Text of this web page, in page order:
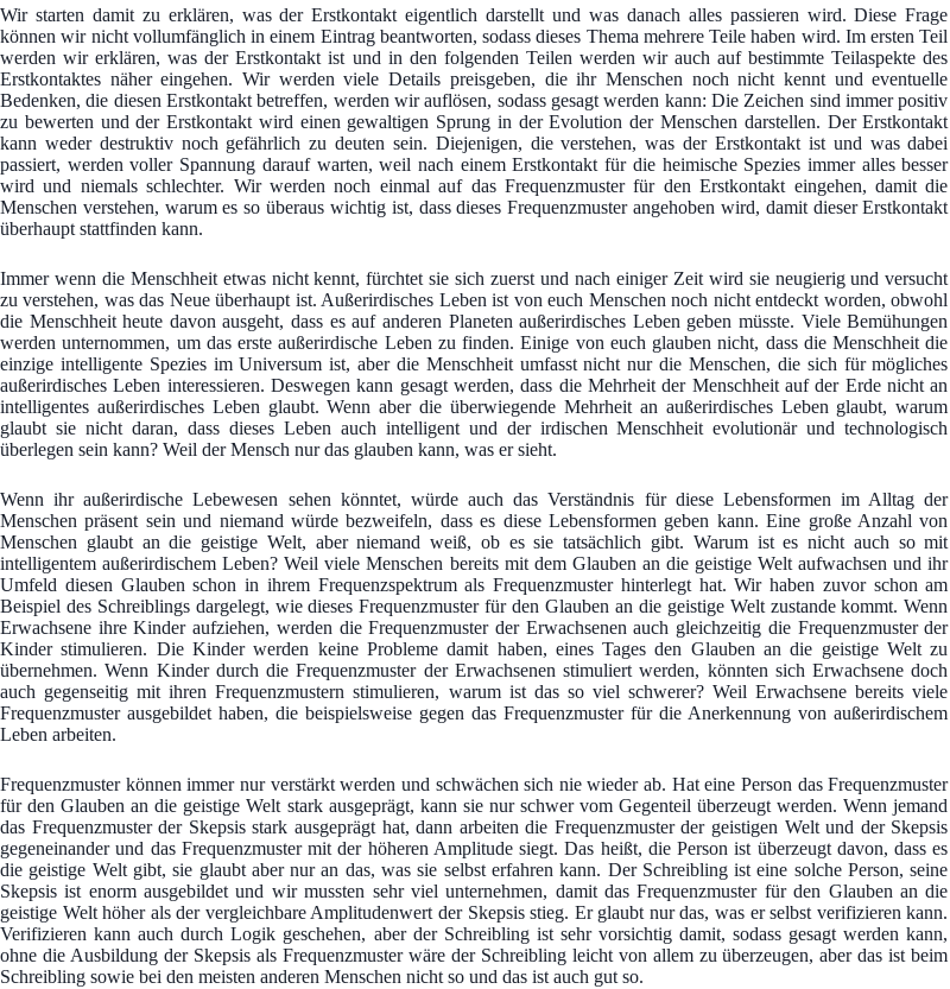
Wir starten damit zu erklären, was der Erstkontakt eigentlich darstellt und was danach alles passieren wird. Diese Frage
können wir nicht vollumfänglich in einem Eintrag beantworten, sodass dieses Thema mehrere Teile haben wird. Im ersten Teil
werden wir erklären, was der Erstkontakt ist und in den folgenden Teilen werden wir auch auf bestimmte Teilaspekte des
Erstkontaktes näher eingehen. Wir werden viele Details preisgeben, die ihr Menschen noch nicht kennt und eventuelle
Bedenken, die diesen Erstkontakt betreffen, werden wir auflösen, sodass gesagt werden kann: Die Zeichen sind immer positiv
zu bewerten und der Erstkontakt wird einen gewaltigen Sprung in der Evolution der Menschen darstellen. Der Erstkontakt
kann weder destruktiv noch gefährlich zu deuten sein. Diejenigen, die verstehen, was der Erstkontakt ist und was dabei
passiert, werden voller Spannung darauf warten, weil nach einem Erstkontakt für die heimische Spezies immer alles besser
wird und niemals schlechter. Wir werden noch einmal auf das Frequenzmuster für den Erstkontakt eingehen, damit die
Menschen verstehen, warum es so überaus wichtig ist, dass dieses Frequenzmuster angehoben wird, damit dieser Erstkontakt
überhaupt stattfinden kann.
Immer wenn die Menschheit etwas nicht kennt, fürchtet sie sich zuerst und nach einiger Zeit wird sie neugierig und versucht
zu verstehen, was das Neue überhaupt ist. Außerirdisches Leben ist von euch Menschen noch nicht entdeckt worden, obwohl
die Menschheit heute davon ausgeht, dass es auf anderen Planeten außerirdisches Leben geben müsste. Viele Bemühungen
werden unternommen, um das erste außerirdische Leben zu finden. Einige von euch glauben nicht, dass die Menschheit die
einzige intelligente Spezies im Universum ist, aber die Menschheit umfasst nicht nur die Menschen, die sich für mögliches
außerirdisches Leben interessieren. Deswegen kann gesagt werden, dass die Mehrheit der Menschheit auf der Erde nicht an
intelligentes außerirdisches Leben glaubt. Wenn aber die überwiegende Mehrheit an außerirdisches Leben glaubt, warum
glaubt sie nicht daran, dass dieses Leben auch intelligent und der irdischen Menschheit evolutionär und technologisch
überlegen sein kann? Weil der Mensch nur das glauben kann, was er sieht.
Wenn ihr außerirdische Lebewesen sehen könntet, würde auch das Verständnis für diese Lebensformen im Alltag der
Menschen präsent sein und niemand würde bezweifeln, dass es diese Lebensformen geben kann. Eine große Anzahl von
Menschen glaubt an die geistige Welt, aber niemand weiß, ob es sie tatsächlich gibt. Warum ist es nicht auch so mit
intelligentem außerirdischem Leben? Weil viele Menschen bereits mit dem Glauben an die geistige Welt aufwachsen und ihr
Umfeld diesen Glauben schon in ihrem Frequenzspektrum als Frequenzmuster hinterlegt hat. Wir haben zuvor schon am
Beispiel des Schreiblings dargelegt, wie dieses Frequenzmuster für den Glauben an die geistige Welt zustande kommt. Wenn
Erwachsene ihre Kinder aufziehen, werden die Frequenzmuster der Erwachsenen auch gleichzeitig die Frequenzmuster der
Kinder stimulieren. Die Kinder werden keine Probleme damit haben, eines Tages den Glauben an die geistige Welt zu
übernehmen. Wenn Kinder durch die Frequenzmuster der Erwachsenen stimuliert werden, könnten sich Erwachsene doch
auch gegenseitig mit ihren Frequenzmustern stimulieren, warum ist das so viel schwerer? Weil Erwachsene bereits viele
Frequenzmuster ausgebildet haben, die beispielsweise gegen das Frequenzmuster für die Anerkennung von außerirdischem
Leben arbeiten.
Frequenzmuster können immer nur verstärkt werden und schwächen sich nie wieder ab. Hat eine Person das Frequenzmuster
für den Glauben an die geistige Welt stark ausgeprägt, kann sie nur schwer vom Gegenteil überzeugt werden. Wenn jemand
das Frequenzmuster der Skepsis stark ausgeprägt hat, dann arbeiten die Frequenzmuster der geistigen Welt und der Skepsis
gegeneinander und das Frequenzmuster mit der höheren Amplitude siegt. Das heißt, die Person ist überzeugt davon, dass es
die geistige Welt gibt, sie glaubt aber nur an das, was sie selbst erfahren kann. Der Schreibling ist eine solche Person, seine
Skepsis ist enorm ausgebildet und wir mussten sehr viel unternehmen, damit das Frequenzmuster für den Glauben an die
geistige Welt höher als der vergleichbare Amplitudenwert der Skepsis stieg. Er glaubt nur das, was er selbst verifizieren kann.
Verifizieren kann auch durch Logik geschehen, aber der Schreibling ist sehr vorsichtig damit, sodass gesagt werden kann,
ohne die Ausbildung der Skepsis als Frequenzmuster wäre der Schreibling leicht von allem zu überzeugen, aber das ist beim
Schreibling sowie bei den meisten anderen Menschen nicht so und das ist auch gut so.